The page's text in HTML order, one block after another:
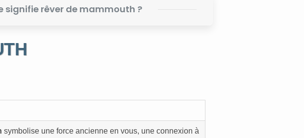
signifie rêver de mammouth ?
symbolise une force ancienne en vous, une connexion à